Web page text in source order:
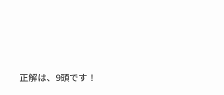
正解は、9頭です！